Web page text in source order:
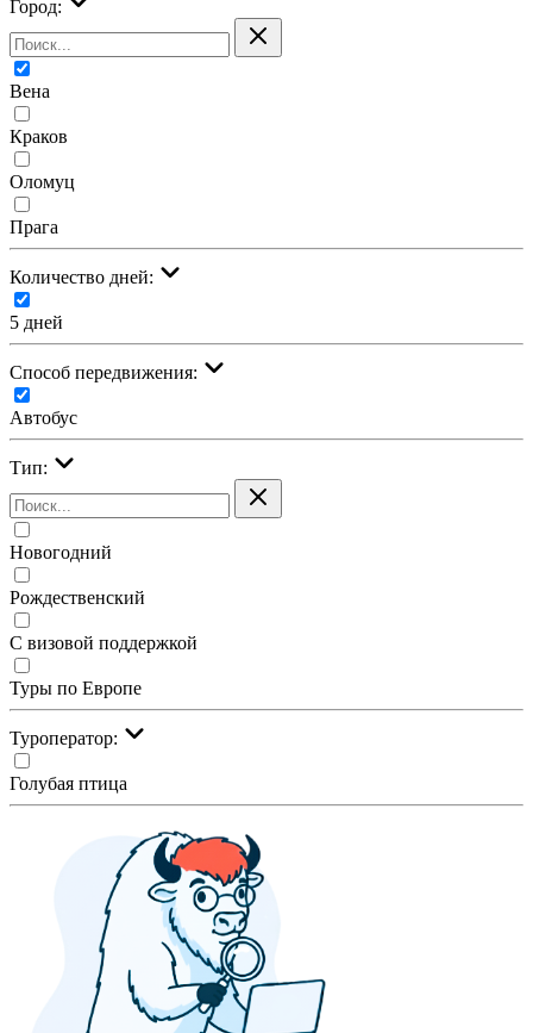
Город:
Вена
Краков
Оломуц
Прага
Количество дней:
5 дней
Cпособ передвижения:
Автобус
Тип:
Новогодний
Рождественский
С визовой поддержкой
Туры по Европе
Туроператор:
Голубая птица